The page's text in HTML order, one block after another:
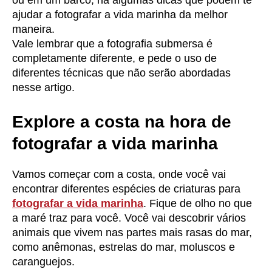
ajudar a fotografar a vida marinha da melhor
maneira.
Vale lembrar que a fotografia submersa é
completamente diferente, e pede o uso de
diferentes técnicas que não serão abordadas
nesse artigo.
Explore a costa na hora de
fotografar a vida marinha
Vamos começar com a costa, onde você vai
encontrar diferentes espécies de criaturas para
fotografar a vida marinha. Fique de olho no que
a maré traz para você. Você vai descobrir vários
animais que vivem nas partes mais rasas do mar,
como anêmonas, estrelas do mar, moluscos e
caranguejos.